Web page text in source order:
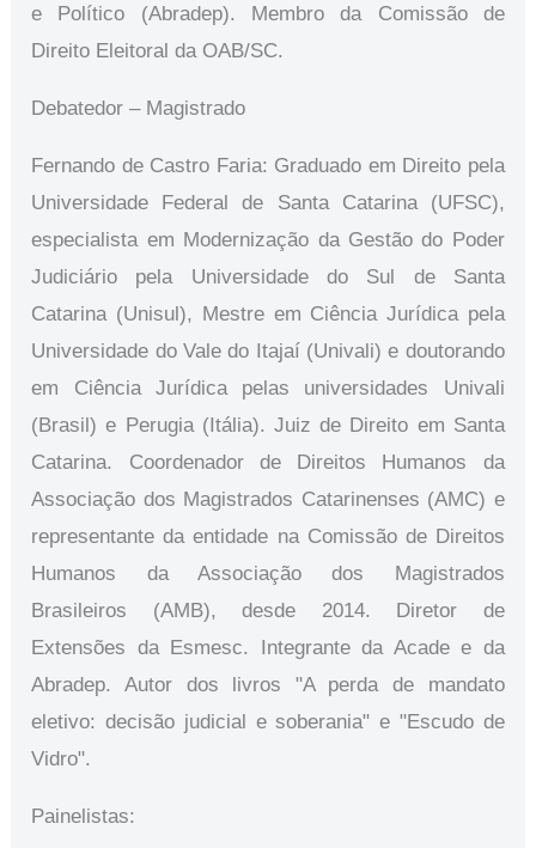
e Político (Abradep). Membro da Comissão de
Direito Eleitoral da OAB/SC.
Debatedor – Magistrado
Fernando de Castro Faria: Graduado em Direito pela
Universidade Federal de Santa Catarina (UFSC),
especialista em Modernização da Gestão do Poder
Judiciário pela Universidade do Sul de Santa
Catarina (Unisul), Mestre em Ciência Jurídica pela
Universidade do Vale do Itajaí (Univali) e doutorando
em Ciência Jurídica pelas universidades Univali
(Brasil) e Perugia (Itália). Juiz de Direito em Santa
Catarina. Coordenador de Direitos Humanos da
Associação dos Magistrados Catarinenses (AMC) e
representante da entidade na Comissão de Direitos
Humanos da Associação dos Magistrados
Brasileiros (AMB), desde 2014. Diretor de
Extensões da Esmesc. Integrante da Acade e da
Abradep. Autor dos livros "A perda de mandato
eletivo: decisão judicial e soberania" e "Escudo de
Vidro".
Painelistas: